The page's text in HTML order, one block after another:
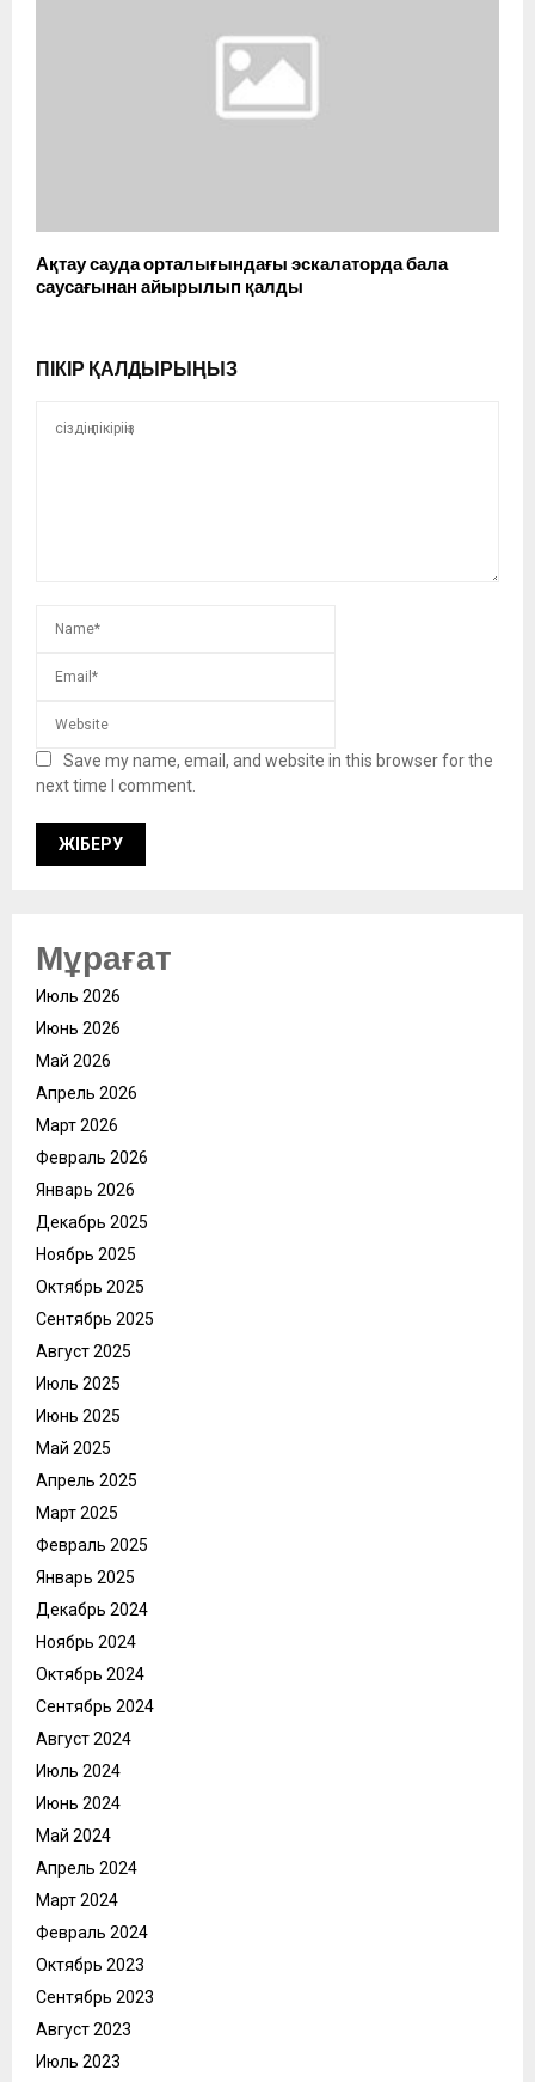
Ақтау сауда орталығындағы эскалаторда бала
саусағынан айырылып қалды
ПІКІР ҚАЛДЫРЫҢЫЗ
Save my name, email, and website in this browser for the
next time I comment.
Мұрағат
Июль 2026
Июнь 2026
Май 2026
Апрель 2026
Март 2026
Февраль 2026
Январь 2026
Декабрь 2025
Ноябрь 2025
Октябрь 2025
Сентябрь 2025
Август 2025
Июль 2025
Июнь 2025
Май 2025
Апрель 2025
Март 2025
Февраль 2025
Январь 2025
Декабрь 2024
Ноябрь 2024
Октябрь 2024
Сентябрь 2024
Август 2024
Июль 2024
Июнь 2024
Май 2024
Апрель 2024
Март 2024
Февраль 2024
Октябрь 2023
Сентябрь 2023
Август 2023
Июль 2023